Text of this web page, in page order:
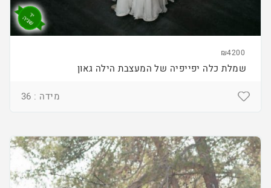
₪4200
שמלת כלה יפייפיה של המעצבת הילה גאון
מידה : 36